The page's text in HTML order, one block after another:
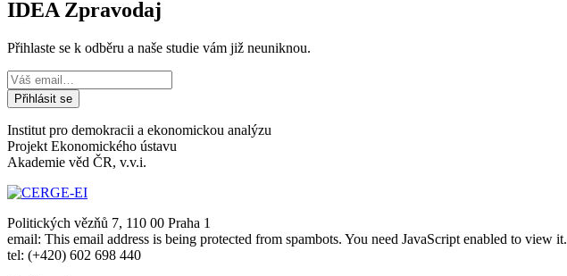
IDEA Zpravodaj
Přihlaste se k odběru a naše studie vám již neuniknou.
Institut pro demokracii a ekonomickou analýzu
Projekt Ekonomického ústavu
Akademie věd ČR, v.v.i.
Politických vězňů 7, 110 00 Praha 1
email: This email address is being protected from spambots. You need JavaScript enabled to view it.
tel: (+420) 602 698 440